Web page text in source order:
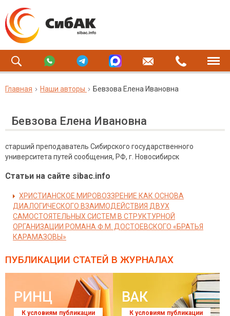
Главная Наши авторы Бевзова Елена Ивановна
Бевзова Елена Ивановна
старший преподаватель Сибирского государственного
университета путей сообщения, РФ, г. Новосибирск
Статьи на сайте sibac.info
ХРИСТИАНСКОЕ МИРОВОЗЗРЕНИЕ КАК ОСНОВА
ДИАЛОГИЧЕСКОГО ВЗАИМОДЕЙСТВИЯ ДВУХ
САМОСТОЯТЕЛЬНЫХ СИСТЕМ В СТРУКТУРНОЙ
ОРГАНИЗАЦИИ РОМАНА Ф.М. ДОСТОЕВСКОГО «БРАТЬЯ
КАРАМАЗОВЫ»
ПУБЛИКАЦИИ СТАТЕЙ В ЖУРНАЛАХ
РИНЦ
К условиям публикации
ВАК
К условиям публикации